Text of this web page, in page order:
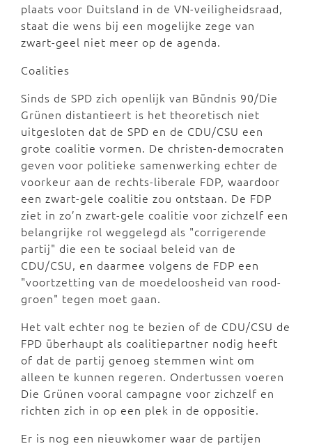
plaats voor Duitsland in de VN-veiligheidsraad,
staat die wens bij een mogelijke zege van
zwart-geel niet meer op de agenda.
Coalities
Sinds de SPD zich openlijk van Bündnis 90/Die
Grünen distantieert is het theoretisch niet
uitgesloten dat de SPD en de CDU/CSU een
grote coalitie vormen. De christen-democraten
geven voor politieke samenwerking echter de
voorkeur aan de rechts-liberale FDP, waardoor
een zwart-gele coalitie zou ontstaan. De FDP
ziet in zo’n zwart-gele coalitie voor zichzelf een
belangrijke rol weggelegd als "corrigerende
partij" die een te sociaal beleid van de
CDU/CSU, en daarmee volgens de FDP een
"voortzetting van de moedeloosheid van rood-
groen" tegen moet gaan.
Het valt echter nog te bezien of de CDU/CSU de
FPD überhaupt als coalitiepartner nodig heeft
of dat de partij genoeg stemmen wint om
alleen te kunnen regeren. Ondertussen voeren
Die Grünen vooral campagne voor zichzelf en
richten zich in op een plek in de oppositie.
Er is nog een nieuwkomer waar de partijen